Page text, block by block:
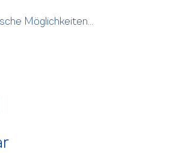
Möglichkeiten...